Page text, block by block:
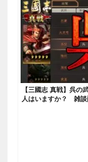
【三國志 真戦】呉の
人はいますか？ 雑